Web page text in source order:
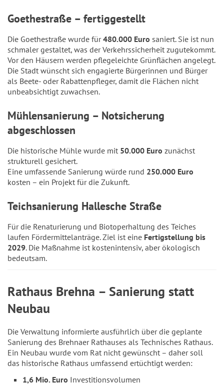
Goethestraße – fertiggestellt
Die Goethestraße wurde für480.000 Euro saniert. Sie ist nun
schmaler gestaltet, was der Verkehrssicherheit zugutekommt.
Vor den Häusern werden pflegeleichte Grünflächen angelegt.
Die Stadt wünscht sich engagierte Bürgerinnen und Bürger
als Beete- oder Rabattenpfleger, damit die Flächen nicht
unbeabsichtigt zuwachsen.
Mühlensanierung – Notsicherung
abgeschlossen
Die historische Mühle wurde mit 50.000 Euro zunächst
strukturell gesichert.
Eine umfassende Sanierung würde rund 250.000 Euro
kosten – ein Projekt für die Zukunft.
Teichsanierung Hallesche Straße
Für die Renaturierung und Biotoperhaltung des Teiches
laufen Fördermittelanträge. Ziel ist eine Fertigstellung bis
2029. Die Maßnahme ist kostenintensiv, aber ökologisch
bedeutsam.
Rathaus Brehna – Sanierung statt
Neubau
Die Verwaltung informierte ausführlich über die geplante
Sanierung des Brehnaer Rathauses als Technisches Rathaus.
Ein Neubau wurde vom Rat nicht gewünscht – daher soll
das historische Rathaus umfassend ertüchtigt werden:
1,6 Mio. Euro Investitionsvolumen